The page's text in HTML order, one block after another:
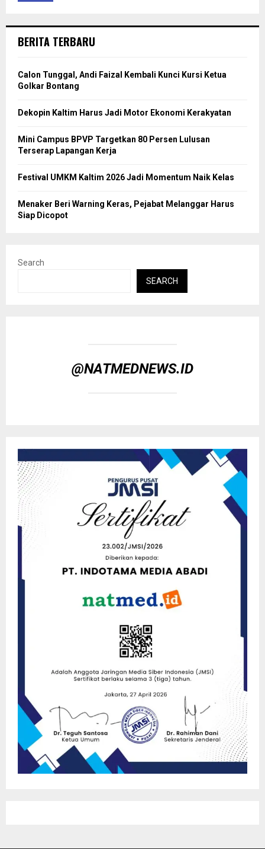
BERITA TERBARU
Calon Tunggal, Andi Faizal Kembali Kunci Kursi Ketua
Golkar Bontang
Dekopin Kaltim Harus Jadi Motor Ekonomi Kerakyatan
Mini Campus BPVP Targetkan 80 Persen Lulusan
Terserap Lapangan Kerja
Festival UMKM Kaltim 2026 Jadi Momentum Naik Kelas
Menaker Beri Warning Keras, Pejabat Melanggar Harus
Siap Dicopot
Search
SEARCH
@NATMEDNEWS.ID